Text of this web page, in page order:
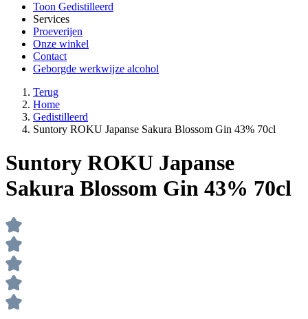
Toon Gedistilleerd
Services
Proeverijen
Onze winkel
Contact
Geborgde werkwijze alcohol
Terug
Home
Gedistilleerd
Suntory ROKU Japanse Sakura Blossom Gin 43% 70cl
Suntory ROKU Japanse
Sakura Blossom Gin 43% 70cl